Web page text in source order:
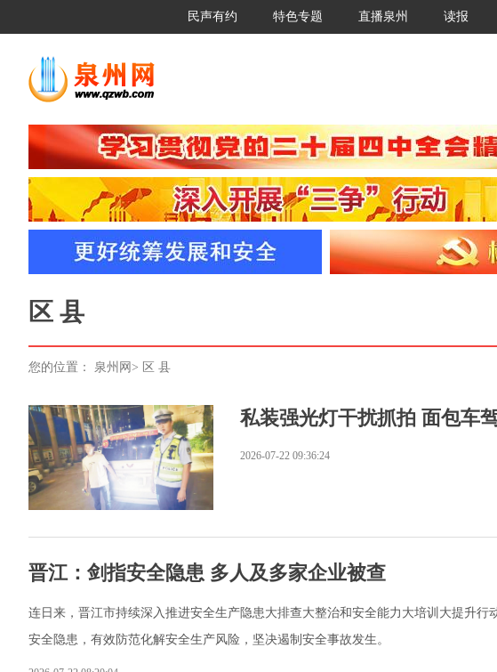
民声有约 特色专题 直播泉州 读报
区 县
您的位置： 泉州网 > 区 县
私装强光灯干扰抓拍 面包车
2026-07-22 09:36:24
晋江：剑指安全隐患 多人及多家企业被查
连日来，晋江市持续深入推进安全生产隐患大排查大整治和安全能力大培训大提升
安全隐患，有效防范化解安全生产风险，坚决遏制安全事故发生。